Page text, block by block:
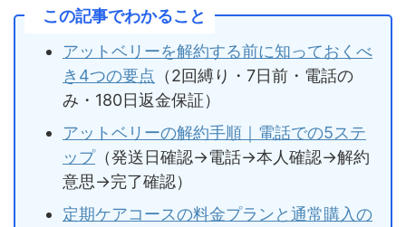
この記事でわかること
アットベリーを解約する前に知っておくべ
き4つの要点 （2回縛り・7日前・電話の
み・180日返金保証）
アットベリーの解約手順｜電話での5ステ
ップ（発送日確認→電話→本人確認→解約
意思→完了確認）
定期ケアコースの料金プランと通常購入の